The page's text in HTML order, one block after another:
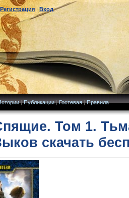
Регистрация|Вход
|Публикации|Гостевая|Правила
Том 1.
скачать